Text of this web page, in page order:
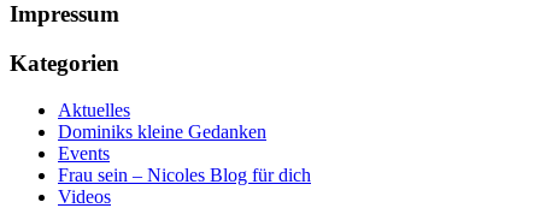
Impressum
Kategorien
Aktuelles
Dominiks kleine Gedanken
Events
Frau sein – Nicoles Blog für dich
Videos